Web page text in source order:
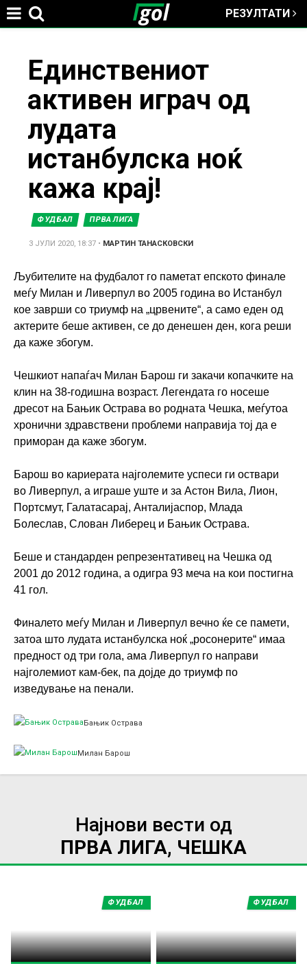
РЕЗУЛТАТИ
here
Единствениот
активен играч од
лудата
истанбулска ноќ
кажа крај!
ФУДБАЛ ПРВА ЛИГА
3 ЈУЛИ 2020, 18:37 • МАРТИН ТАНАСКОВСКИ
Љубителите на фудбалот го паметат епското финале
меѓу Милан и Ливерпул во 2005 година во Истанбул
кое заврши со триумф на „црвените“, а само еден од
актерите беше активен, се до денешен ден, кога реши
да каже збогум.
Чешкиот напаѓач Милан Барош ги закачи копачките на
клин на 38-годишна возраст. Легендата го носеше
дресот на Бањик Острава во родната Чешка, меѓутоа
хронични здравствени проблеми направија тој да е
приморан да каже збогум.
Барош во кариерата најголемите успеси ги оствари
во Ливерпул, а играше уште и за Астон Вила, Лион,
Портсмут, Галатасарај, Анталијаспор, Млада
Болеслав, Слован Либерец и Бањик Острава.
Беше и стандарден репрезентативец на Чешка од
2001 до 2012 година, а одигра 93 меча на кои постигна
41 гол.
Финалето меѓу Милан и Ливерпул вечно ќе се памети,
затоа што лудата истанбулска ноќ „росонерите“ имаа
предност од три гола, ама Ливерпул го направи
најголемиот кам-бек, па дојде до триумф по
изведување на пенали.
Бањик Острава
Милан Барош
Најнови вести од
ПРВА ЛИГА, ЧЕШКА
ФУДБАЛ ФУДБАЛ